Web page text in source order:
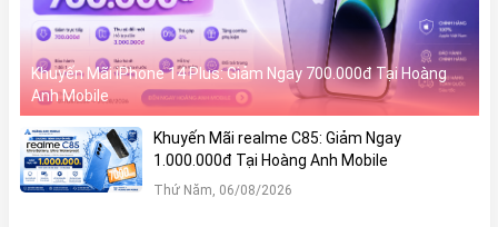
Khuyến Mãi iPhone 14 Plus: Giảm Ngay 700.000đ Tại Hoàng
Anh Mobile
Khuyến Mãi realme C85: Giảm Ngay
1.000.000đ Tại Hoàng Anh Mobile
Thứ Năm, 06/08/2026